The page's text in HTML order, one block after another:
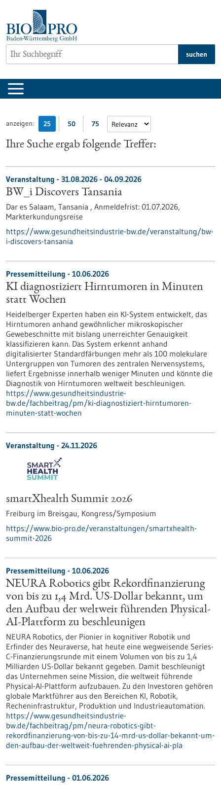
springen
suchen
anzeigen: 25 50 75
Ihre Suche ergab folgende Treffer:
Veranstaltung - 31.08.2026 - 04.09.2026
BW_i Discovers Tansania
Dar es Salaam, Tansania , Anmeldefrist: 01.07.2026,
Markterkundungsreise
https://www.gesundheitsindustrie-bw.de/veranstaltung/bw-
i-discovers-tansania
Pressemitteilung - 10.06.2026
KI diagnostiziert Hirntumoren in Minuten
statt Wochen
Heidelberger Experten haben ein KI-System entwickelt, das
Hirntumoren anhand gewöhnlicher mikroskopischer
Gewebeschnitte mit bislang unerreichter Genauigkeit
klassifizieren kann. Das System erkennt anhand
digitalisierter Standardfärbungen mehr als 100 molekulare
Untergruppen von Tumoren des zentralen Nervensystems,
liefert Ergebnisse innerhalb weniger Minuten und könnte die
Diagnostik von Hirntumoren weltweit beschleunigen.
https://www.gesundheitsindustrie-
bw.de/fachbeitrag/pm/ki-diagnostiziert-hirntumoren-
minuten-statt-wochen
Veranstaltung - 24.11.2026
smartXhealth Summit 2026
Freiburg im Breisgau, Kongress/Symposium
https://www.bio-pro.de/veranstaltungen/smartxhealth-
summit-2026
Pressemitteilung - 10.06.2026
NEURA Robotics gibt Rekordfinanzierung
von bis zu 1,4 Mrd. US-Dollar bekannt, um
den Aufbau der weltweit führenden Physical-
AI-Plattform zu beschleunigen
NEURA Robotics, der Pionier in kognitiver Robotik und
Erfinder des Neuraverse, hat heute eine wegweisende Series-
C-Finanzierungsrunde mit einem Volumen von bis zu 1,4
Milliarden US-Dollar bekannt gegeben. Damit beschleunigt
das Unternehmen seine Mission, die weltweit führende
Physical-AI-Plattform aufzubauen. Zu den Investoren gehören
globale Marktführer aus den Bereichen KI, Robotik,
Recheninfrastruktur, Produktion und Industrieautomation.
https://www.gesundheitsindustrie-
bw.de/fachbeitrag/pm/neura-robotics-gibt-
rekordfinanzierung-von-bis-zu-14-mrd-us-dollar-bekannt-um-
den-aufbau-der-weltweit-fuehrenden-physical-ai-pla
Pressemitteilung - 01.06.2026